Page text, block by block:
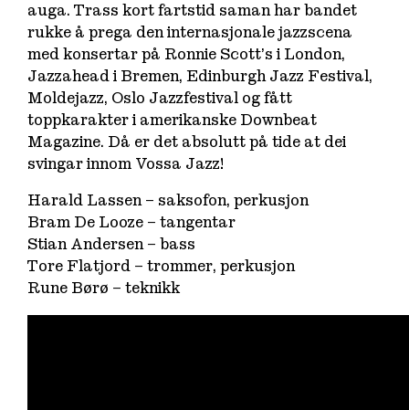
auga. Trass kort fartstid saman har bandet
rukke å prega den internasjonale jazzscena
med konsertar på Ronnie Scott’s i London,
Jazzahead i Bremen, Edinburgh Jazz Festival,
Moldejazz, Oslo Jazzfestival og fått
toppkarakter i amerikanske Downbeat
Magazine. Då er det absolutt på tide at dei
svingar innom Vossa Jazz!
Harald Lassen – saksofon, perkusjon
Bram De Looze – tangentar
Stian Andersen – bass
Tore Flatjord – trommer, perkusjon
Rune Børø – teknikk